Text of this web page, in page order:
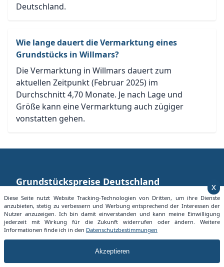
Deutschland.
Wie lange dauert die Vermarktung eines
Grundstücks in Willmars?
Die Vermarktung in Willmars dauert zum
aktuellen Zeitpunkt (Februar 2025) im
Durchschnitt 4,70 Monate. Je nach Lage und
Größe kann eine Vermarktung auch zügiger
vonstatten gehen.
Grundstückspreise Deutschland
Mit der Seite Grundstueckspreise.info bieten wir jedem
die Möglichkeit sich einen Überblick über aktuelle
Grundstücksangebote in seiner Nähe zu machen.
Alles über Mietpreise in Deuschland
x
Diese Seite nutzt Website Tracking-Technologien von Dritten, um ihre Dienste
anzubieten, stetig zu verbessern und Werbung entsprechend der Interessen der
Nutzer anzuzeigen. Ich bin damit einverstanden und kann meine Einwilligung
jederzeit mit Wirkung für die Zukunft widerrufen oder ändern. Weitere
Informationen finde ich in den Datenschutzbestimmungen
Akzeptieren